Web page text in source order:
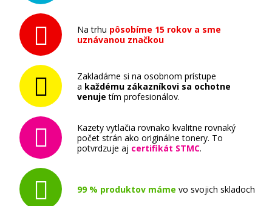
16,90 €
Pridať do košíka
Tlačová struna PLA pre 3D tlačiarne, 3
mm, 1 kg, priehľadná
3D struna
Na trhu pôsobíme 15 rokov a sme
uznávanou značkou
Zakladáme si na osobnom prístupe
a každému zákazníkovi sa ochotne
venuje tím profesionálov.
Kazety vytlačia rovnako kvalitne rovnaký
počet strán ako originálne tonery. To
potvrdzuje aj certifikát STMC.
99 % produktov máme vo svojich skladoch